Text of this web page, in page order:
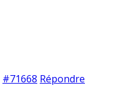
#71668 Répondre